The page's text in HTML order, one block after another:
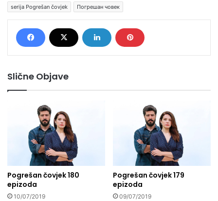
serija Pogrešan čovjek
Погрешан човек
Slične Objave
Pogrešan čovjek 180
epizoda
10/07/2019
Pogrešan čovjek 179
epizoda
09/07/2019